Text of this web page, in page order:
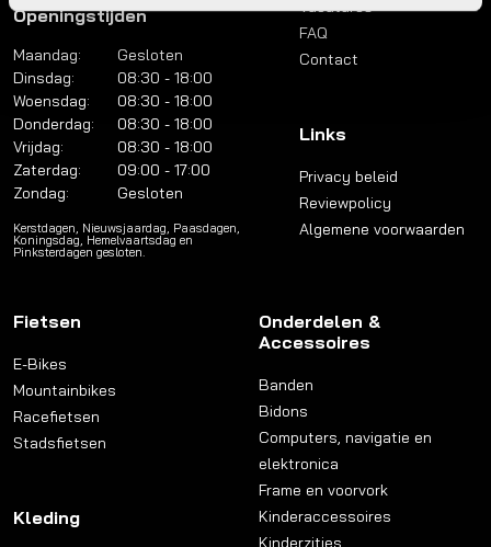
Openingstijden
Maandag:
Gesloten
Dinsdag:
08:30 - 18:00
Woensdag:
08:30 - 18:00
Donderdag:
08:30 - 18:00
Vrijdag:
08:30 - 18:00
Zaterdag:
09:00 - 17:00
Zondag:
Gesloten
Kerstdagen, Nieuwsjaardag, Paasdagen,
Koningsdag, Hemelvaartsdag en
Pinksterdagen gesloten.
Vacatures
FAQ
Contact
Links
Privacy beleid
Reviewpolicy
Algemene voorwaarden
Fietsen
E-Bikes
Mountainbikes
Racefietsen
Stadsfietsen
Kleding
Onderdelen &
Accessoires
Banden
Bidons
Computers, navigatie en
elektronica
Frame en voorvork
Kinderaccessoires
Kinderzitjes